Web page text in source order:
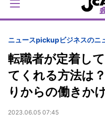
ニュースpickupビジネスのニ
転職者が定着し
てくれる方法は
りからの働きかけ
2023.06.05 07:45